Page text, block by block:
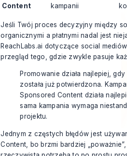
Content
kampanii
Jeśli Twój proces decyzyjny między
organicznymi a płatnymi nadal jest
ReachLabs.ai dotyczące social mediów
przegląd tego, gdzie zwykle pasuje
Promowanie działa najlepiej,
została już potwierdzona.
Sponsored Content działa
sama kampania wymaga
projektu.
Jednym z częstych błędów jest
Content, bo brzmi bardziej